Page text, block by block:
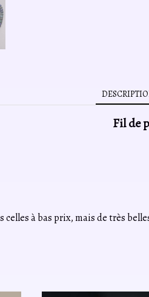
Fil de
à bas prix, mais de très